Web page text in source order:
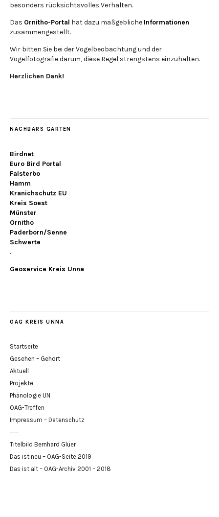
besonders rücksichtsvolles Verhalten.
Das Ornitho-Portal hat dazu maßgebliche Informationen
zusammengestellt.
Wir bitten Sie bei der Vogelbeobachtung und der
Vogelfotografie darum, diese Regel strengstens einzuhalten.
Herzlichen Dank!
NACHBARS GARTEN
Birdnet
Euro Bird Portal
Falsterbo
Hamm
Kranichschutz EU
Kreis Soest
Münster
Ornitho
Paderborn/Senne
Schwerte
.
Geoservice Kreis Unna
OAG KREIS UNNA
Startseite
Gesehen – Gehört
Aktuell
Projekte
Phänologie UN
OAG-Treffen
Impressum – Datenschutz
——
Titelbild Bernhard Glüer
Das ist neu – OAG-Seite 2019
Das ist alt – OAG-Archiv 2001 – 2018